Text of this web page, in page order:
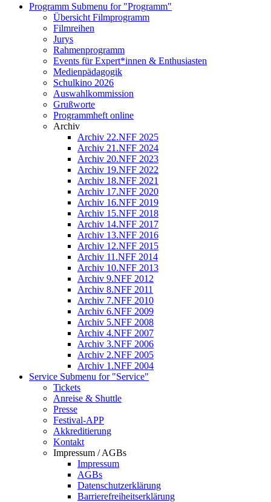
Programm Submenu for "Programm"
Übersicht Filmprogramm
Filmreihen
Jurys
Rahmenprogramm
Events für Expert*innen & Enthusiasten
Medienpädagogik
Schulkino 2026
Auswahlkommission
Grußworte
Programmheft online
Archiv
Archiv 22.NFF 2025
Archiv 21.NFF 2024
Archiv 20.NFF 2023
Archiv 19.NFF 2022
Archiv 18.NFF 2021
Archiv 17.NFF 2020
Archiv 16.NFF 2019
Archiv 15.NFF 2018
Archiv 14.NFF 2017
Archiv 13.NFF 2016
Archiv 12.NFF 2015
Archiv 11.NFF 2014
Archiv 10.NFF 2013
Archiv 9.NFF 2012
Archiv 8.NFF 2011
Archiv 7.NFF 2010
Archiv 6.NFF 2009
Archiv 5.NFF 2008
Archiv 4.NFF 2007
Archiv 3.NFF 2006
Archiv 2.NFF 2005
Archiv 1.NFF 2004
Service Submenu for "Service"
Tickets
Anreise & Shuttle
Presse
Festival-APP
Akkreditierung
Kontakt
Impressum / AGBs
Impressum
AGBs
Datenschutzerklärung
Barrierefreiheitserklärung